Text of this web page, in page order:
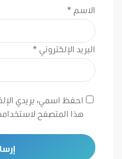
الاسم *
البريد الإلكتروني *
احفظ اسمي، بريدي
هذا المتصفح